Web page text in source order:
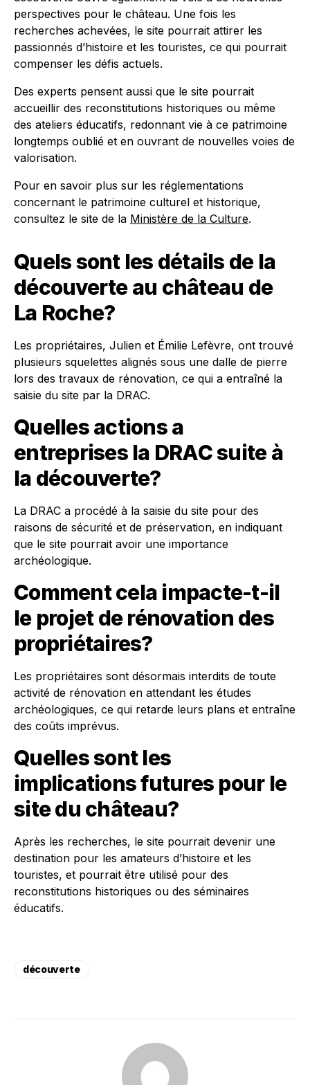
perspectives pour le château. Une fois les
recherches achevées, le site pourrait attirer les
passionnés d’histoire et les touristes, ce qui pourrait
compenser les défis actuels.
Des experts pensent aussi que le site pourrait
accueillir des reconstitutions historiques ou même
des ateliers éducatifs, redonnant vie à ce patrimoine
longtemps oublié et en ouvrant de nouvelles voies de
valorisation.
Pour en savoir plus sur les réglementations
concernant le patrimoine culturel et historique,
consultez le site de la Ministère de la Culture.
Quels sont les détails de la
découverte au château de
La Roche?
Les propriétaires, Julien et Émilie Lefèvre, ont trouvé
plusieurs squelettes alignés sous une dalle de pierre
lors des travaux de rénovation, ce qui a entraîné la
saisie du site par la DRAC.
Quelles actions a
entreprises la DRAC suite à
la découverte?
La DRAC a procédé à la saisie du site pour des
raisons de sécurité et de préservation, en indiquant
que le site pourrait avoir une importance
archéologique.
Comment cela impacte-t-il
le projet de rénovation des
propriétaires?
Les propriétaires sont désormais interdits de toute
activité de rénovation en attendant les études
archéologiques, ce qui retarde leurs plans et entraîne
des coûts imprévus.
Quelles sont les
implications futures pour le
site du château?
Après les recherches, le site pourrait devenir une
destination pour les amateurs d’histoire et les
touristes, et pourrait être utilisé pour des
reconstitutions historiques ou des séminaires
éducatifs.
découverte